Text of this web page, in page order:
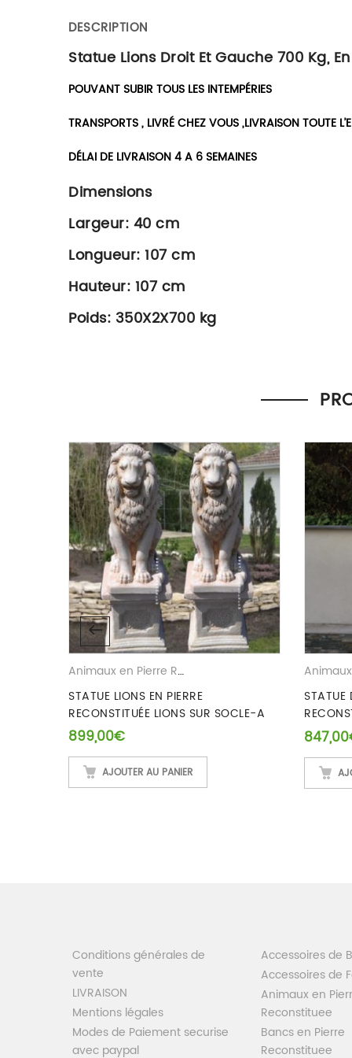
DESCRIPTION
Statue Lions Droit Et Gauche 700 Kg,
POUVANT SUBIR TOUS LES INTEMPÉRIES
TRANSPORTS , LIVRÉ CHEZ VOUS ,LIVRAISON TOUTE
DÉLAI DE LIVRAISON 4 A 6 SEMAINES
Dimensions
Largeur: 40 cm
Longueur: 107 cm
Hauteur: 107 cm
Poids: 350X2X700 kg
Seuls les clients connectés ayant acheté ce produit
Statues en Pierre ReconstitueeAnimaux en Pierre Reconstituee
STATUE LIONS EN PIERRE
RECONSTITUÉE LIONS SUR SOCLE-A
899,00€
AJOUTER AU PANIER
STATUE
SOCLE-
847,00
Conditions générales de
vente
LIVRAISON
Mentions légales
Modes de Paiement securise
avec paypal
Accessoires de
Accessoires de
Animaux en
Reconstituee
Bancs en Pierre
Reconstituee